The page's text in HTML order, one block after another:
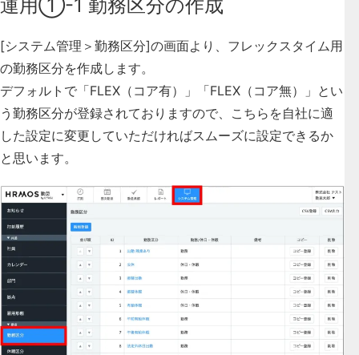
運用①-1 勤務区分の作成
[システム管理＞勤務区分]の画面より、フレックスタイム用
の勤務区分を作成します。
デフォルトで「FLEX（コア有）」「FLEX（コア無）」とい
う勤務区分が登録されておりますので、こちらを自社に適
した設定に変更していただければスムーズに設定できるか
と思います。